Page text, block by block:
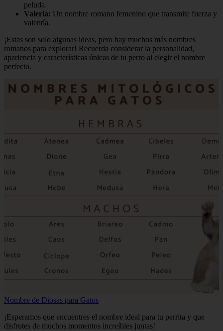
peluda.
Valeria: Un nombre romano femenino que transmite fuerza y
valentía.
¡Estas son solo algunas ideas, pero hay muchos más nombres
romanos para explorar! Recuerda considerar la personalidad,
apariencia y características únicas de tu perro al elegir el nombre
perfecto.
Nombre de Diosas para Gatos
¡Esperamos que encuentres el nombre ideal para tu perrita y que
disfrutes de muchos momentos increíbles juntas!